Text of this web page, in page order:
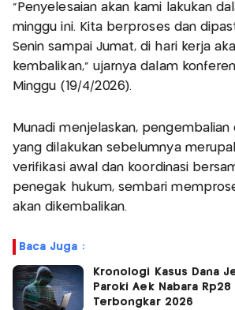
"Penyelesaian akan kami lakukan
minggu ini. Kita berproses dan
Senin sampai Jumat, di hari kerja
kembalikan," ujarnya dalam
Minggu (19/4/2026).
Munadi menjelaskan, pengembalian
yang dilakukan sebelumnya
verifikasi awal dan koordinasi
penegak hukum, sembari
akan dikembalikan.
Baca Juga :
Kronologi Kasus Dana
Paroki Aek Nabara
Terbongkar 2026